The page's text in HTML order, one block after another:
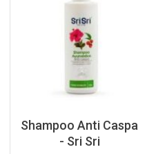
Shampoo Anti Caspa
- Sri Sri